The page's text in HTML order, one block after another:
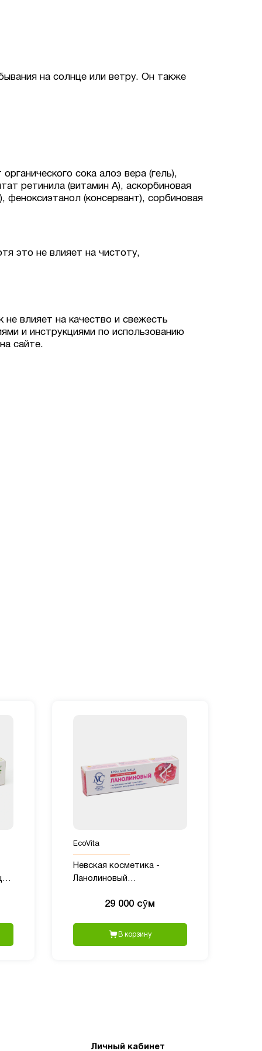
на солнце или ветру. Он также
сока алоэ вера (гель),
ретинила (витамин А), аскорбиновая
феноксиэтанол (консервант), сорбиновая
это не влияет на чистоту,
влияет на качество и свежесть
и инструкциями по использованию
сайте.
EcoVita
Невская косметика -
Ланолиновый
29 000 сӯм
В корзину
Личный кабинет